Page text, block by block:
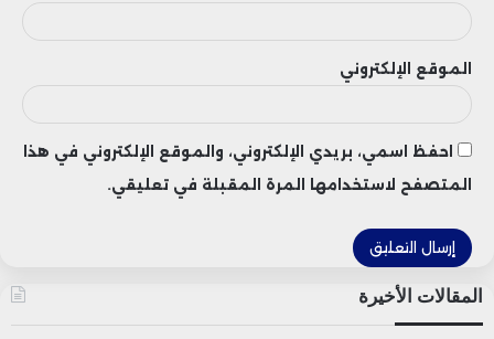
أما الذرة، فقد بقيت تحت تأثير توقعات بزيادة
المعروض العالمي، خاصة بعد رفع تقديرات
الإنتاج في كل من البرازيل والأرجنتين، إلى جانب
ارتفاع توقعات المخزونات العالمية بنهاية
صعود الأسعار.
الموقع الإلكتروني
احفظ اسمي، بريدي الإلكتروني، والموقع الإلكتروني في هذا
المتصفح لاستخدامها المرة المقبلة في تعليقي.
المقالات الأخيرة